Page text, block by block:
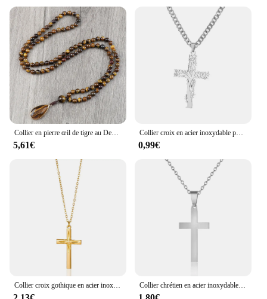
Collier en pierre œil de tigre au Design Vintage, noué à la main, 6mm, 108 perles Mala, pendentif goutte, bijoux de Yoga pour femmes et hommes, cadeaux
5,61€
Collier croix en acier inoxydable pour femme, pendentif document doré, colliers de la présidence, bijoux religieux rétro, cadeau bijoux
0,99€
Collier croix gothique en acier inoxydable pour femme, bijoux chrétiens, cadeau de fête d'anniversaire, document doré, Chine Collier chrétien en acier inoxydable pour femme, pendentif petite croix, bijoux religieux, cadeau femme, or, argent, document, nouvelle mode